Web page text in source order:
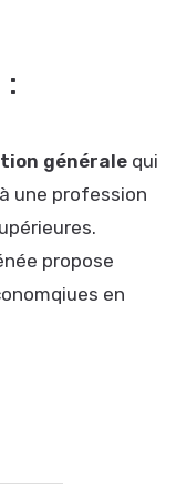
généralequi
une profession
propose
en